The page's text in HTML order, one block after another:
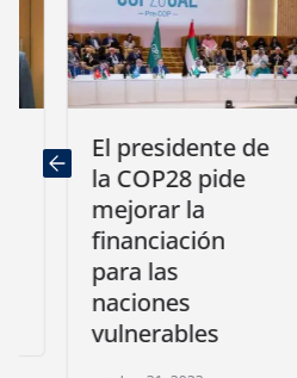
El presidente de
la COP28 pide
mejorar la
financiación
para las
naciones
vulnerables